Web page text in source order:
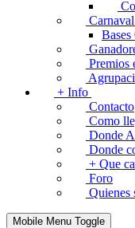
Bases
Premios
+ Info
Contacto
Como
Donde
Donde
+ Que
Foro
Quienes
Mobile Menu Toggle